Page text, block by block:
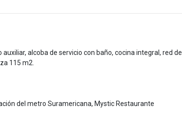
alcoba de servicio con baño, cocina integral, red de
115 m2.
del metro Suramericana, Mystic Restaurante